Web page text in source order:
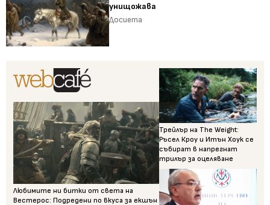
унищожава
Досиета
Любимите ни битки от света на
Вестерос: Подредени по вкуса за екшън
Трейлър на The Weight:
Ръсел Кроу и Итън Хоук се
събират в напрегнат
трилър за оцеляване